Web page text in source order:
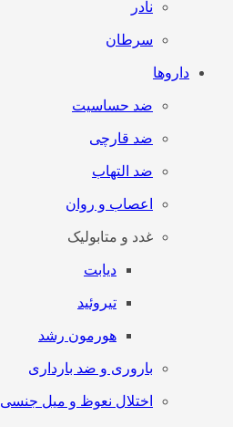
نادر
سرطان
داروها
ضد حساسیت
ضد قارچی
ضد التهاب
اعصاب و روان
غدد و متابولیک
دیابت
تیروئید
هورمون رشد
باروری و ضد بارداری
اختلال نعوظ و میل جنسی